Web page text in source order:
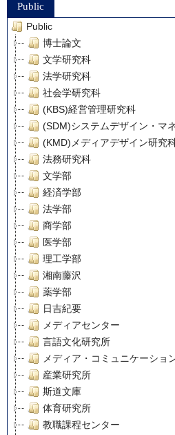
Public
Public
博士論文
文学研究科
法学研究科
社会学研究科
(KBS)経営管理研究科
(SDM)システムデザイン・マ
(KMD)メディアデザイン研究
法務研究科
文学部
経済学部
法学部
商学部
医学部
理工学部
湘南藤沢
薬学部
日吉紀要
メディアセンター
言語文化研究所
メディア・コミュニケーショ
産業研究所
斯道文庫
体育研究所
教職課程センター